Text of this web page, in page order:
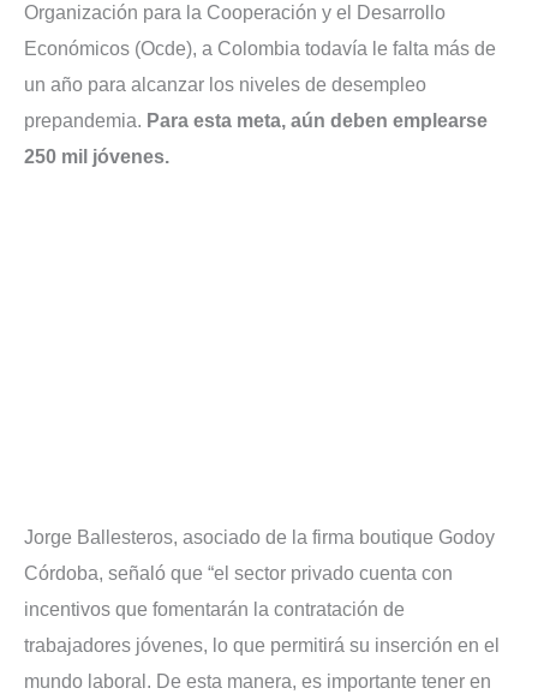
Organización para la Cooperación y el Desarrollo
Económicos (Ocde), a Colombia todavía le falta más de
un año para alcanzar los niveles de desempleo
prepandemia. Para esta meta, aún deben emplearse
250 mil jóvenes.
Jorge Ballesteros, asociado de la firma boutique Godoy
Córdoba, señaló que “el sector privado cuenta con
incentivos que fomentarán la contratación de
trabajadores jóvenes, lo que permitirá su inserción en el
mundo laboral. De esta manera, es importante tener en